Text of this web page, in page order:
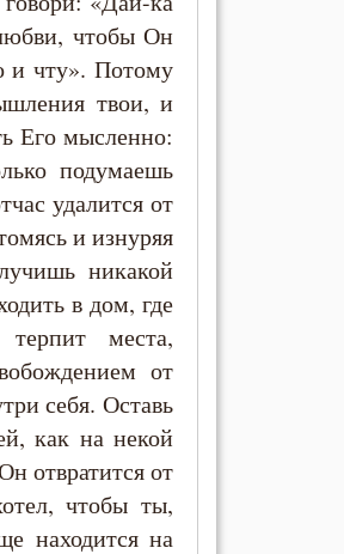
чтобы Он
и чту». Потому
твои, и
Его мысленно:
подумаешь
удалится от
и изнуряя
никакой
в дом, где
места,
от
себя. Оставь
как на некой
отвратится от
чтобы ты,
находится на